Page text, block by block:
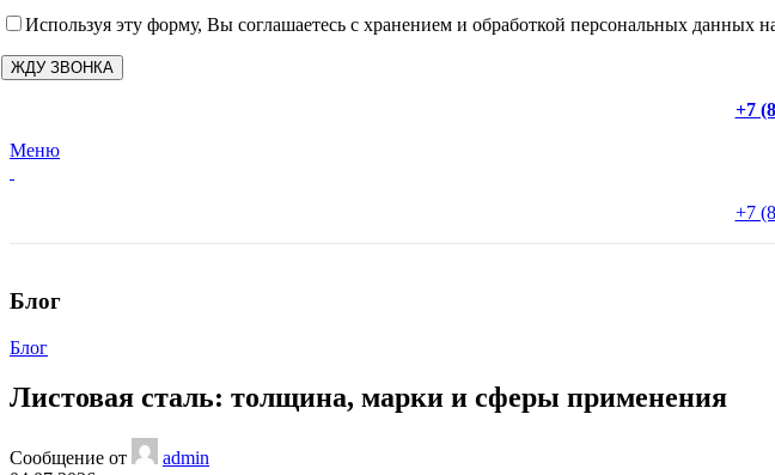
Используя эту форму, Вы соглашаетесь с хранением и обработкой персональных данных
+7
Меню
+7
Блог
Блог
Листовая сталь: толщина, марки и сферы применения
Сообщение от
admin